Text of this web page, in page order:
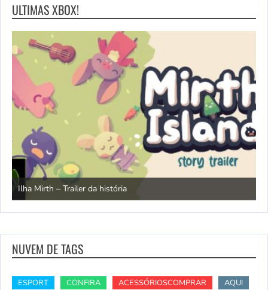
ULTIMAS XBOX!
Ilha Mirth – Trailer da história
NUVEM DE TAGS
ESPORT CONFIRA ACESSÓRIOSCOMPRAR
AQUI